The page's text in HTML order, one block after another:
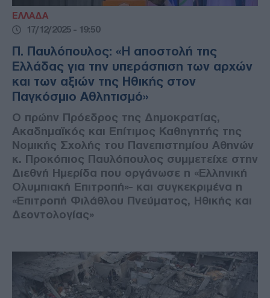
ΕΛΛΑΔΑ
17/12/2025 - 19:50
Π. Παυλόπουλος: «Η αποστολή της
Ελλάδας για την υπεράσπιση των αρχών
και των αξιών της Ηθικής στον
Παγκόσμιο Αθλητισμό»
Ο πρώην Πρόεδρος της Δημοκρατίας,
Ακαδημαϊκός και Επίτιμος Καθηγητής της
Νομικής Σχολής του Πανεπιστημίου Αθηνών
κ. Προκόπιος Παυλόπουλος συμμετείχε στην
Διεθνή Ημερίδα που οργάνωσε η «Ελληνική
Ολυμπιακή Επιτροπή»- και συγκεκριμένα η
«Επιτροπή Φιλάθλου Πνεύματος, Ηθικής και
Δεοντολογίας»